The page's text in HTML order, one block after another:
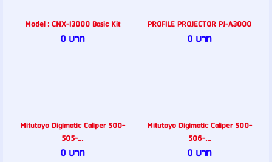
Model : CNX-I3000 Basic Kit
0 บาท
PROFILE PROJECTOR PJ-A3000
0 บาท
Mitutoyo Digimatic Caliper 500-
505-...
0 บาท
Mitutoyo Digimatic Caliper 500-
506-...
0 บาท